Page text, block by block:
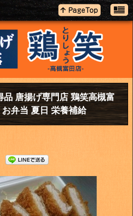
品 唐揚げ専門店 鶏笑高槻富
弁当 夏日 栄養補給